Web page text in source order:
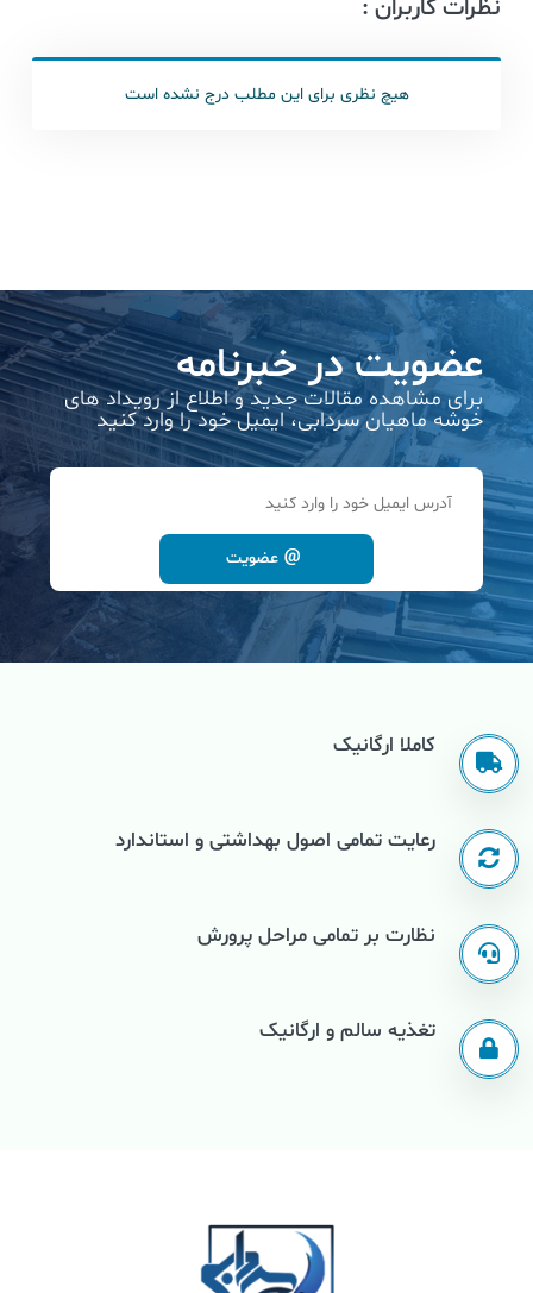
نظرات کاربران :
هیچ نظری برای این مطلب درج نشده است
عضویت در خبرنامه
برای مشاهده مقالات جدید و اطلاع از رویداد های
خوشه ماهیان سردابی، ایمیل خود را وارد کنید
عضویت
کاملا ارگانیک
رعایت تمامی اصول بهداشتی و استاندارد
نظارت بر تمامی مراحل پرورش
تغذیه سالم و ارگانیک